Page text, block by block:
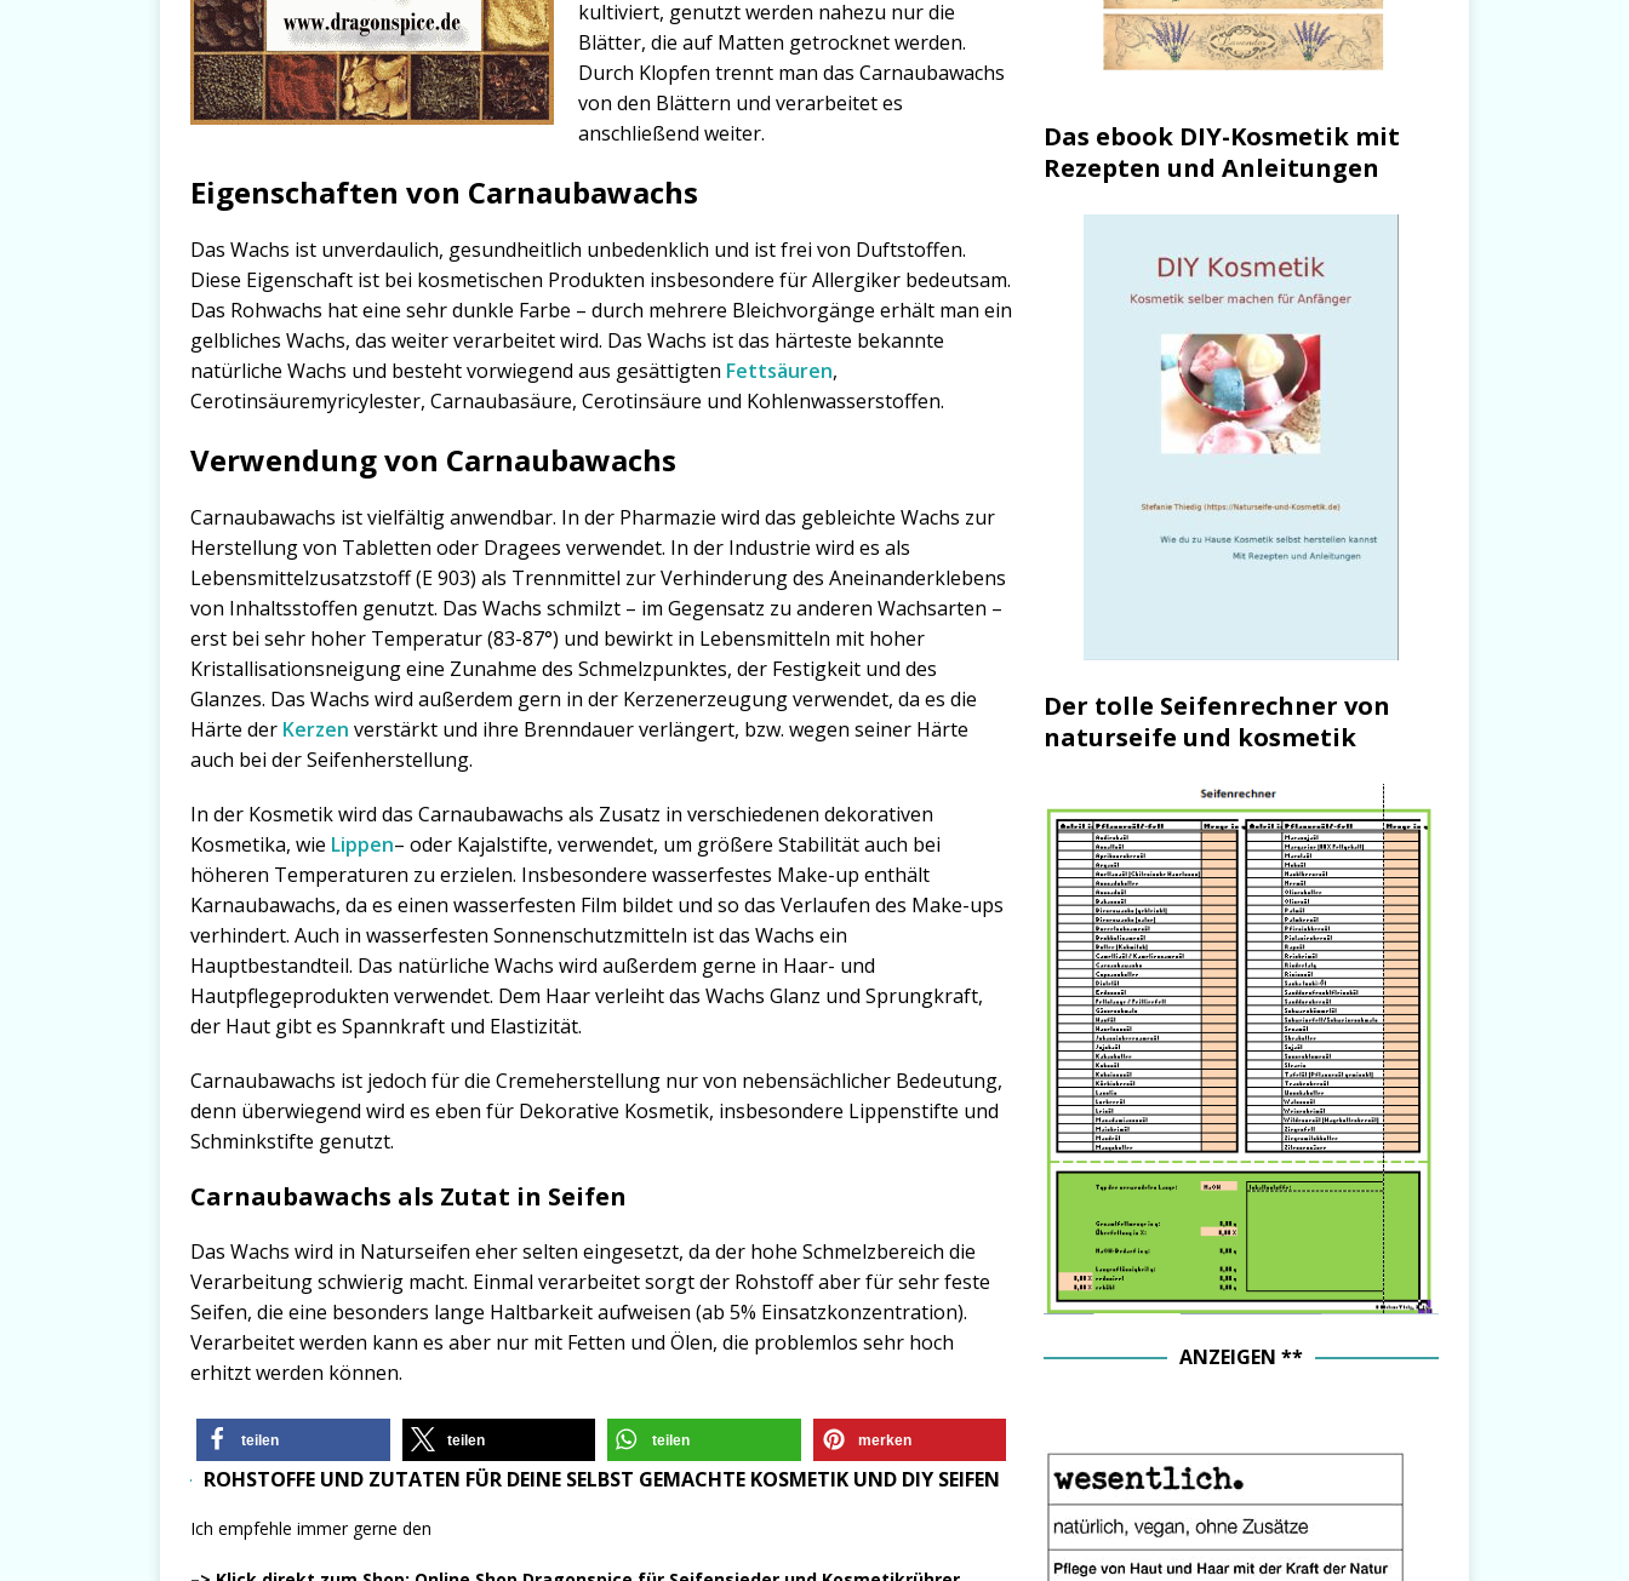
kultiviert, genutzt werden nahezu nur die
Blätter, die auf Matten getrocknet werden.
Durch Klopfen trennt man das Carnaubawachs
von den Blättern und verarbeitet es
anschließend weiter.
Eigenschaften von Carnaubawachs
Das Wachs ist unverdaulich, gesundheitlich unbedenklich und ist frei von Duftstoffen.
Diese Eigenschaft ist bei kosmetischen Produkten insbesondere für Allergiker bedeutsam.
Das Rohwachs hat eine sehr dunkle Farbe – durch mehrere Bleichvorgänge erhält man ein
gelbliches Wachs, das weiter verarbeitet wird. Das Wachs ist das härteste bekannte
natürliche Wachs und besteht vorwiegend aus gesättigten Fettsäuren,
Cerotinsäuremyricylester, Carnaubasäure, Cerotinsäure und Kohlenwasserstoffen.
Verwendung von Carnaubawachs
Carnaubawachs ist vielfältig anwendbar. In der Pharmazie wird das gebleichte Wachs zur
Herstellung von Tabletten oder Dragees verwendet. In der Industrie wird es als
Lebensmittelzusatzstoff (E 903) als Trennmittel zur Verhinderung des Aneinanderklebens
von Inhaltsstoffen genutzt. Das Wachs schmilzt – im Gegensatz zu anderen Wachsarten –
erst bei sehr hoher Temperatur (83-87°) und bewirkt in Lebensmitteln mit hoher
Kristallisationsneigung eine Zunahme des Schmelzpunktes, der Festigkeit und des
Glanzes. Das Wachs wird außerdem gern in der Kerzenerzeugung verwendet, da es die
Härte der Kerzen verstärkt und ihre Brenndauer verlängert, bzw. wegen seiner Härte
auch bei der Seifenherstellung.
In der Kosmetik wird das Carnaubawachs als Zusatz in verschiedenen dekorativen
Kosmetika, wie Lippen– oder Kajalstifte, verwendet, um größere Stabilität auch bei
höheren Temperaturen zu erzielen. Insbesondere wasserfestes Make-up enthält
Karnaubawachs, da es einen wasserfesten Film bildet und so das Verlaufen des Make-ups
verhindert. Auch in wasserfesten Sonnenschutzmitteln ist das Wachs ein
Hauptbestandteil. Das natürliche Wachs wird außerdem gerne in Haar- und
Hautpflegeprodukten verwendet. Dem Haar verleiht das Wachs Glanz und Sprungkraft,
der Haut gibt es Spannkraft und Elastizität.
Carnaubawachs ist jedoch für die Cremeherstellung nur von nebensächlicher Bedeutung,
denn überwiegend wird es eben für Dekorative Kosmetik, insbesondere Lippenstifte und
Schminkstifte genutzt.
Carnaubawachs als Zutat in Seifen
Das Wachs wird in Naturseifen eher selten eingesetzt, da der hohe Schmelzbereich die
Verarbeitung schwierig macht. Einmal verarbeitet sorgt der Rohstoff aber für sehr feste
Seifen, die eine besonders lange Haltbarkeit aufweisen (ab 5% Einsatzkonzentration).
Verarbeitet werden kann es aber nur mit Fetten und Ölen, die problemlos sehr hoch
erhitzt werden können.
teilen teilen teilen merken
ROHSTOFFE UND ZUTATEN FÜR DEINE SELBST GEMACHTE KOSMETIK UND DIY SEIFEN
Ich empfehle immer gerne den
Das ebook DIY-Kosmetik mit
Rezepten und Anleitungen
Der tolle Seifenrechner von
naturseife und kosmetik
ANZEIGEN **